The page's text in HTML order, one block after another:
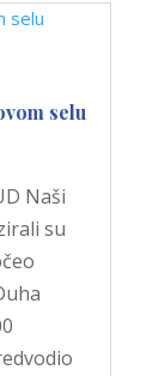
selu
Naši
su